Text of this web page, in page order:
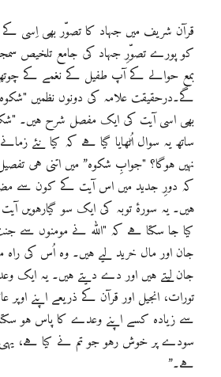
قرآن شریف میں جہاد کا تصوّر بھی اِسی
کو پورے تصوّرِ جہاد کی جامع تلخیص
بمع حوالے کے آپ طفیل کے نغمے کے
گے۔درحقیقت علامہ کی دونوں نظمیں
بھی اسی آیت کی ایک مفصل شرح ہیں۔
ساتھ یہ سوال اُٹھایا گیا ہے کہ کیا نئے
نہیں ہوگا؟ "جوابِ شکوہ” میں اتنی ہی
کہ دورِ جدید میں اس آیت کے کون سے
ہیں۔ یہ سورۂ توبہ کی ایک سو گیارہویں
کیا جا سکتا ہے کہ "اللہ نے مومنوں سے
جان اور مال خرید لیے ہیں۔ وہ اُس کی راہ
جان لیتے ہیں اور دے دیتے ہیں۔ یہ
تورات، انجیل اور قرآن کے ذریعے اپنے اوپر
سے زیادہ کسے اپنے وعدے کا پاس ہو
سودے پر خوش رہو جو تم نے کیا ہے،
ہے۔”